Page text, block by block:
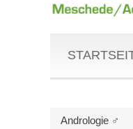
Andrologie ♂